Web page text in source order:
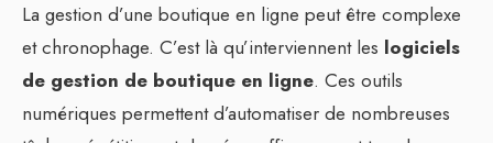
La gestion d’une boutique en ligne peut être complexe
et chronophage. C’est là qu’interviennent les logiciels
de gestion de boutique en ligne. Ces outils
numériques permettent d’automatiser de nombreuses